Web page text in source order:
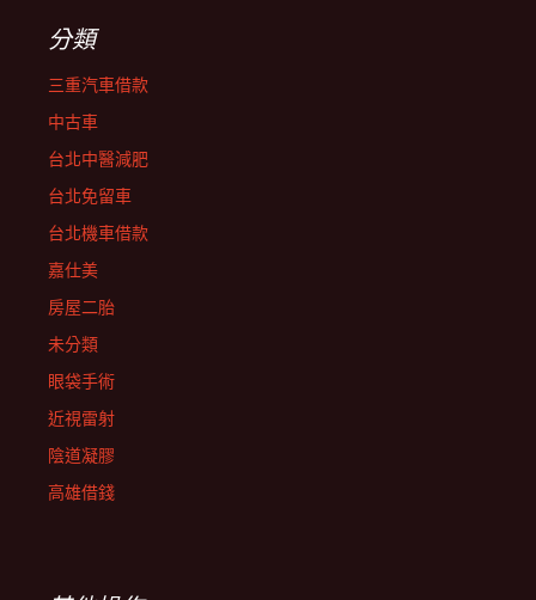
分類
三重汽車借款
中古車
台北中醫減肥
台北免留車
台北機車借款
嘉仕美
房屋二胎
未分類
眼袋手術
近視雷射
陰道凝膠
高雄借錢